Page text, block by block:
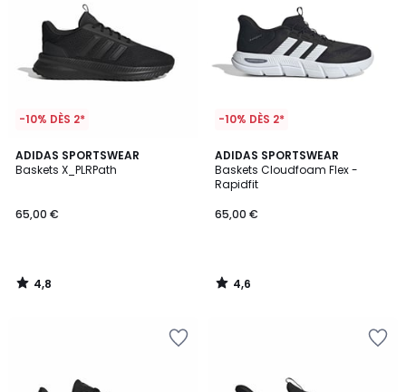
-10% DÈS 2*
ADIDAS SPORTSWEAR
Baskets X_PLRPath
65,00 €
4,8
/ 5
4,8
/
-10% DÈS 2*
ADIDAS SPORTSWEAR
Baskets Cloudfoam Flex -
Rapidfit
65,00 €
4,6
/ 5
4,6
/